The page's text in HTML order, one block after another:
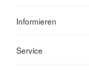
Informieren
Service